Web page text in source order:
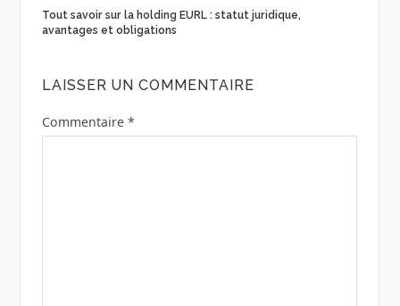
Tout savoir sur la holding EURL : statut juridique,
avantages et obligations
LAISSER UN COMMENTAIRE
Commentaire *